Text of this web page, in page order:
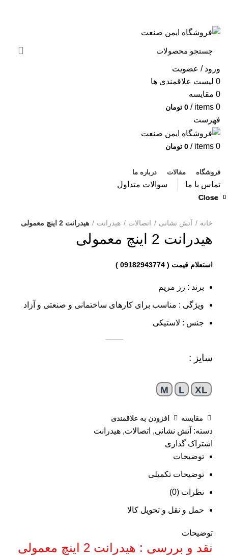
ورود / عضویت
0 لیست علاقمندی ها
0 مقایسه
0
items
/
0 تومان
فهرست
0
items
/
0 تومان
فروشگاه مقالات درباره ما
تماس با ما سوالات متداول
خانه آتش نشانی اتصالات هیدرانت هیدرانت 2 اینچ معمولی
هیدرانت 2 اینچ معمولی
برند : رز مریم
ویژگی : مناسب برای کارهای ساختمانی و صنعتی و آزاد
جنس : لاستیکی
سایز :
M L XL
مقایسه افزودن به علاقمندی
دسته: آتش نشانی, اتصالات, هیدرانت
اشتراک گذاری
توضیحات
توضیحات تکمیلی
نظرات (0)
حمل و نقل و تحویل کالا
توضیحات
نقد و بررسی : هیدرانت 2 اینچ معمولی
Close
Close
Close
Close
Close
Close
Close
Close